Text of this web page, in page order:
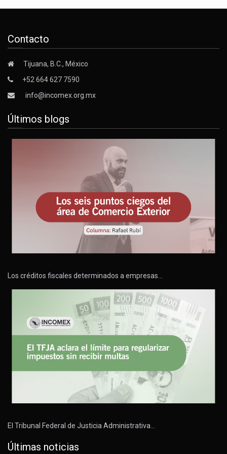
Contacto
Tijuana, B.C., México
+52 664 627 7590
info@incomex.org.mx
Últimos blogs
Los créditos fiscales determinados a empresas…
El Tribunal Federal de Justicia Administrativa…
Últimas noticias